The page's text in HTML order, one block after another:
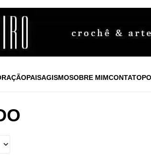
PAISAGISMOSOBRE MIMCONTATO